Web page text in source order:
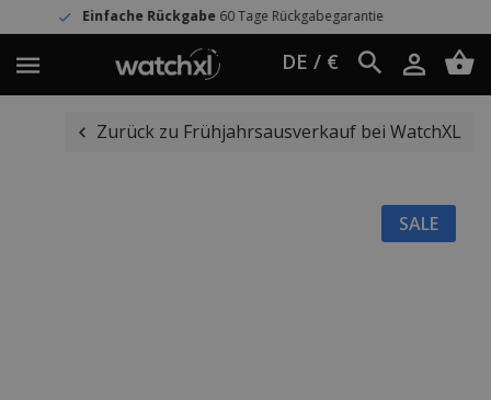
Rückgabe60 Tage Rückgabegarantie
DE / €
Zurück zu Frühjahrsausverkauf bei WatchXL
SALE